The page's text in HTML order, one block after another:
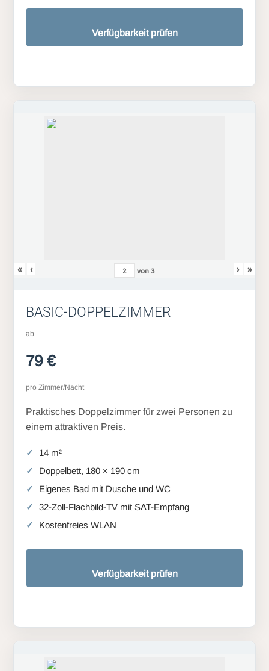
Verfügbarkeit prüfen
« ‹ von3 › »
BASIC-DOPPELZIMMER
ab
79 €
pro Zimmer/Nacht
Praktisches Doppelzimmer für zwei Personen zu
einem attraktiven Preis.
14 m²
Doppelbett, 180 × 190 cm
Eigenes Bad mit Dusche und WC
32-Zoll-Flachbild-TV mit SAT-Empfang
Kostenfreies WLAN
Verfügbarkeit prüfen